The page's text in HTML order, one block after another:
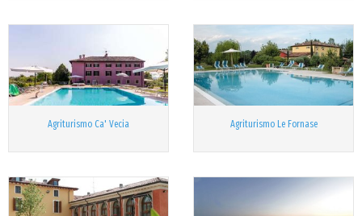
Agriturismo Ca' Vecia Agriturismo Le Fornase